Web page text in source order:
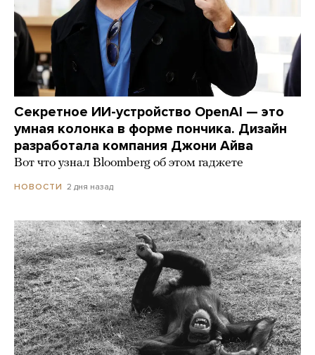
Секретное ИИ-устройство OpenAI — это
умная колонка в форме пончика. Дизайн
разработала компания Джони Айва
Вот что узнал Bloomberg об этом гаджете
НОВОСТИ 2 дня назад